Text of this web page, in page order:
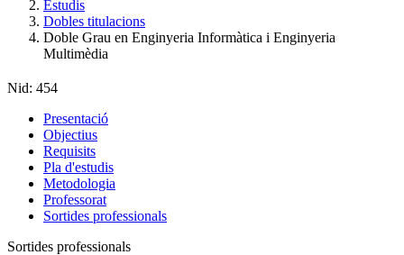
Estudis
Dobles titulacions
Doble Grau en Enginyeria Informàtica i Enginyeria
Multimèdia
Nid: 454
Presentació
Objectius
Requisits
Pla d'estudis
Metodologia
Professorat
Sortides professionals
Sortides professionals